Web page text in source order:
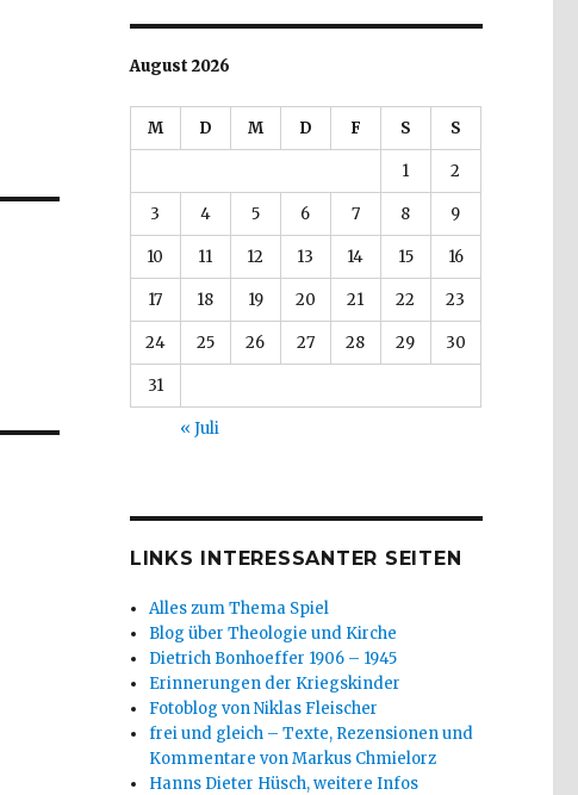
August 2026
M D M D F S S
1 2
3 4 5 6 7 8 9
10 11 12 13 14 15 16
17 18 19 20 21 22 23
24 25 26 27 28 29 30
31
« Juli
LINKS INTERESSANTER SEITEN
Alles zum Thema Spiel
Blog über Theologie und Kirche
Dietrich Bonhoeffer 1906 – 1945
Erinnerungen der Kriegskinder
Fotoblog von Niklas Fleischer
frei und gleich – Texte, Rezensionen und
Kommentare von Markus Chmielorz
Hanns Dieter Hüsch, weitere Infos